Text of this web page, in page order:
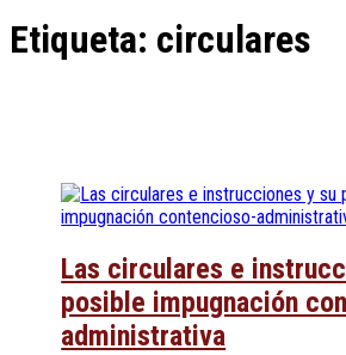
Etiqueta: circulares
Las circulares e
posible impugnación
administrativa